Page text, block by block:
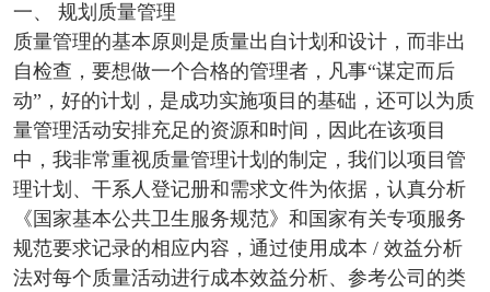
一、 规划质量管理
质量管理的基本原则是质量出自计划和设计，而非出
自检查，要想做一个合格的管理者，凡事“谋定而后
动”，好的计划，是成功实施项目的基础，还可以为质
量管理活动安排充足的资源和时间，因此在该项目
中，我非常重视质量管理计划的制定，我们以项目管
理计划、干系人登记册和需求文件为依据，认真分析
《国家基本公共卫生服务规范》和国家有关专项服务
规范要求记录的相应内容，通过使用成本 / 效益分析
法对每个质量活动进行成本效益分析、参考公司的类